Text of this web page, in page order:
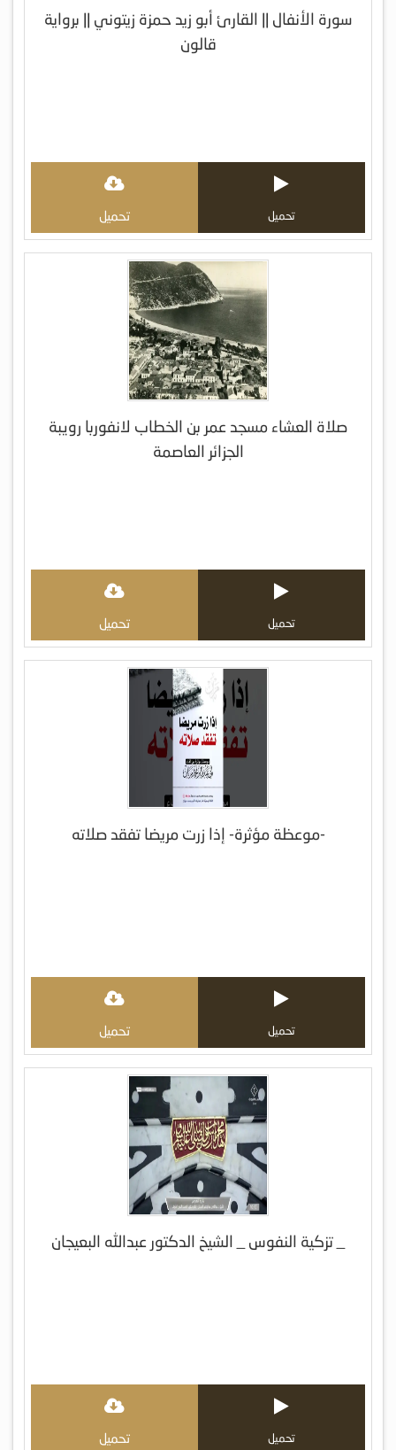
سورة الأنفال || القارئ أبو زيد حمزة زيتوني || برواية
قالون
تحميل تحميل
صلاة العشاء مسجد عمر بن الخطاب لانفوربا رويبة
الجزائر العاصمة
تحميل تحميل
-موعظة مؤثرة- إذا زرت مريضا تفقد صلاته
تحميل تحميل
_ تزكية النفوس _ الشيخ الدكتور عبدالله البعيجان
تحميل تحميل